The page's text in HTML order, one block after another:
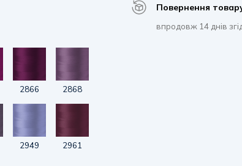
2866 2868
2949 2961
Повернення
впродовж 14 днів